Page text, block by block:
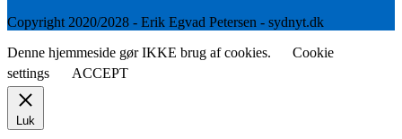
Copyright 2020/2028 - Erik Egvad Petersen - sydnyt.dk
Denne hjemmeside gør IKKE brug af cookies.
Cookie
settings
ACCEPT
Luk